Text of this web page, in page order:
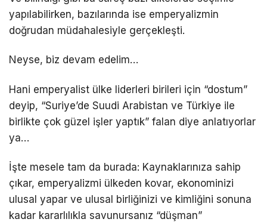
yapılabilirken, bazılarında ise emperyalizmin
doğrudan müdahalesiyle gerçekleşti.
Neyse, biz devam edelim…
Hani emperyalist ülke liderleri birileri için “dostum”
deyip, “Suriye’de Suudi Arabistan ve Türkiye ile
birlikte çok güzel işler yaptık” falan diye anlatıyorlar
ya…
İşte mesele tam da burada: Kaynaklarınıza sahip
çıkar, emperyalizmi ülkeden kovar, ekonominizi
ulusal yapar ve ulusal birliğinizi ve kimliğini sonuna
kadar kararlılıkla savunursanız “düşman”